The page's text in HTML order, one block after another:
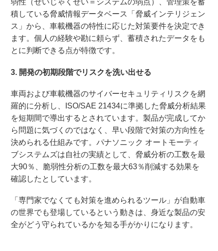
弱性（ぜいじゃくせい＝システムの弱点）、管理策を蓄
積している脅威情報データベース「脅威インテリジェン
ス」から、車載機器の特性に応じた対策要件を決定でき
ます。個人の経験や勘に頼らず、蓄積されたデータをも
とに判断できる点が特徴です。
3. 開発の初期段階でリスクを洗い出せる
車両および車載機器のサイバーセキュリティリスクを網
羅的に分析し、ISO/SAE 21434に準拠した脅威分析結果
を短期間で導出するとされています。製品が完成してか
ら問題に気づくのではなく、早い段階で対策の方向性を
決められる仕組みです。パナソニック オートモーティ
ブシステムズは自社の実績として、脅威分析の工数を最
大90％、脆弱性分析の工数を最大63％削減する効果を
確認したとしています。
「専門家でなくても対策を進められるツール」が自動車
の世界でも登場しているという動きは、身近な製品の安
全がどう守られているかを知る手がかりになります。